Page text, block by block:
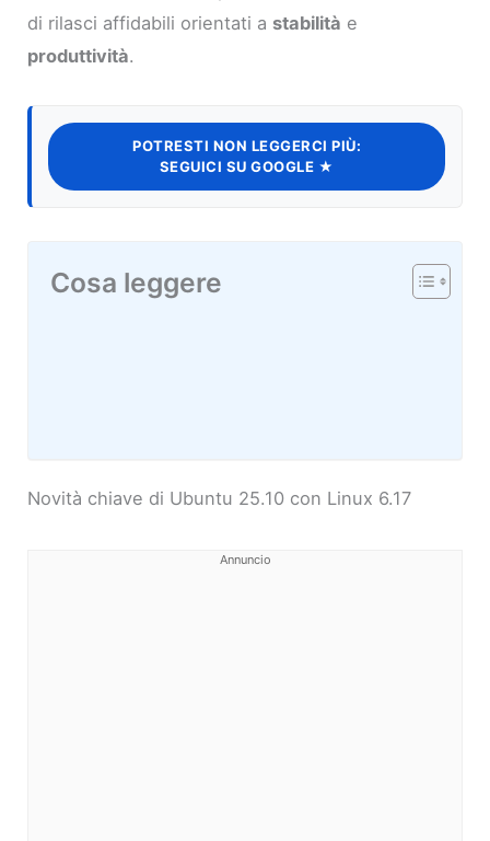
di rilasci affidabili orientati a stabilità e
produttività.
POTRESTI NON LEGGERCI PIÙ:
SEGUICI SU GOOGLE ★
Cosa leggere
Novità chiave di Ubuntu 25.10 con Linux 6.17
Annuncio